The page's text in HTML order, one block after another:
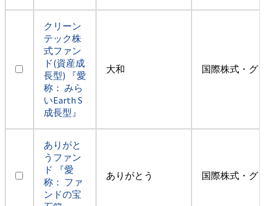
クリーン
テック株
式ファン
ド(資産成
長型) 『愛
称： みら
いEarth S
成長型』
大和 国際株式・グ
ありがと
うファン
ド 『愛
称： ファ
ンドの宝
ありがとう 国際株式・グ